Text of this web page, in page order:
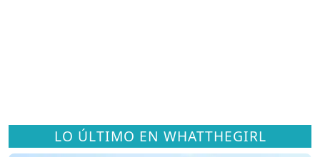
LO ÚLTIMO EN WHATTHEGIRL